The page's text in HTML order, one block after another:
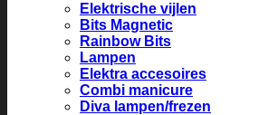
Elektrische vijlen
Bits Magnetic
Rainbow Bits
Lampen
Elektra accesoires
Combi manicure
Diva lampen/frezen